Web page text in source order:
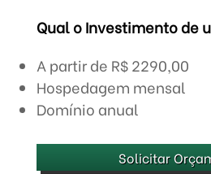
Qual o Investimento de
A partir de R$ 2290,00
Hospedagem mensal
Domínio anual
Solicitar